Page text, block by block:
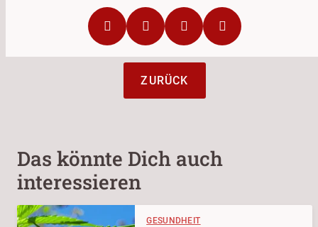
ZURÜCK
Das könnte Dich auch
interessieren
GESUNDHEIT